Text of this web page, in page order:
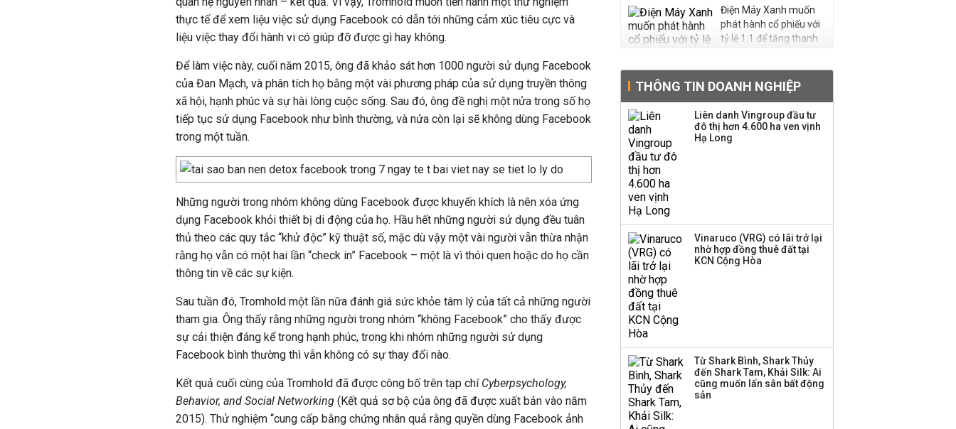
thực tế để xem liệu việc sử dụng Facebook có dẫn tới những cảm xúc tiêu cực và
liệu việc thay đổi hành vi có giúp đỡ được gì hay không.
Để làm việc này, cuối năm 2015, ông đã khảo sát hơn 1000 người sử dụng Facebook
của Đan Mạch, và phân tích họ bằng một vài phương pháp của sử dụng truyền thông
xã hội, hạnh phúc và sự hài lòng cuộc sống. Sau đó, ông đề nghị một nửa trong số họ
tiếp tục sử dụng Facebook như bình thường, và nửa còn lại sẽ không dùng Facebook
trong một tuần.
Những người trong nhóm không dùng Facebook được khuyến khích là nên xóa ứng
dụng Facebook khỏi thiết bị di động của họ. Hầu hết những người sử dụng đều tuân
thủ theo các quy tắc “khử độc” kỹ thuật số, mặc dù vậy một vài người vẫn thừa nhận
rằng họ vẫn có một hai lần “check in” Facebook – một là vì thói quen hoặc do họ cần
thông tin về các sự kiện.
Sau tuần đó, Tromhold một lần nữa đánh giá sức khỏe tâm lý của tất cả những người
tham gia. Ông thấy rằng những người trong nhóm “không Facebook” cho thấy được
sự cải thiện đáng kể trong hạnh phúc, trong khi nhóm những người sử dụng
Facebook bình thường thì vẫn không có sự thay đổi nào.
Kết quả cuối cùng của Tromhold đã được công bố trên tạp chí Cyberpsychology,
Behavior, and Social Networking (Kết quả sơ bộ của ông đã được xuất bản vào năm
2015). Thử nghiệm “cung cấp bằng chứng nhân quả rằng quyền dùng Facebook ảnh
Điện Máy Xanh muốn
phát hành cổ phiếu với
tỷ lệ 1:1 để tăng thanh
Quy hoạch 4 khu lấn
biển ở Phú Quốc
hàng
Dự án Sheraton Phú
Hoè chỉ ra 6 nguyên
nhân khiến dòng vốn
trong nền kinh tế còn
THÔNG TIN DOANH NGHIỆP
Liên danh Vingroup đầu tư
đô thị hơn 4.600 ha ven vịnh
Hạ Long
Vinaruco (VRG) có lãi trở lại
nhờ hợp đồng thuê đất tại
KCN Cộng Hòa
Từ Shark Bình, Shark Thủy
đến Shark Tam, Khải Silk: Ai
cũng muốn lấn sân bất động
sản